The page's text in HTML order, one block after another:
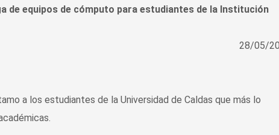
de equipos de cómputo para estudiantes de la Institución
28/05/
a los estudiantes de la Universidad de Caldas que más lo